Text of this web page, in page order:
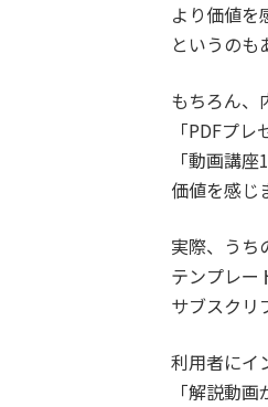
より価値を
というのも
もちろん、
「PDFプ
「動画講
価値を感じ
実際、うち
テンプレー
サブスクリ
利用者にイ
「解説動画